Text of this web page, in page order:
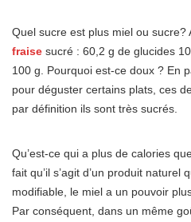
Quel sucre est plus miel ou
fraise sucré : 60,2 g de glucides
100 g. Pourquoi est-ce doux ? En
pour déguster certains plats, ces
par définition ils sont très sucrés.
Qu’est-ce qui a plus de calories
fait qu’il s’agit d’un produit naturel
modifiable, le miel a un pouvoir
Par conséquent, dans un même